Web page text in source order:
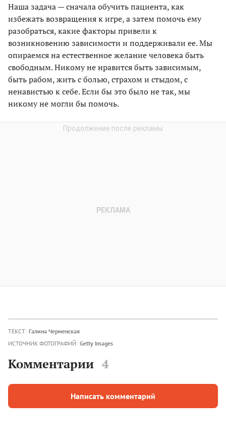
Наша задача — сначала обучить пациента, как
избежать возвращения к игре, а затем помочь ему
разобраться, какие факторы привели к
возникновению зависимости и поддерживали ее. Мы
опираемся на естественное желание человека быть
свободным. Никому не нравится быть зависимым,
быть рабом, жить с болью, страхом и стыдом, с
ненавистью к себе. Если бы это было не так, мы
никому не могли бы помочь.
ТЕКСТ: Галина Черменская
ИСТОЧНИК ФОТОГРАФИЙ: Getty Images
Комментарии 4
Написать комментарий